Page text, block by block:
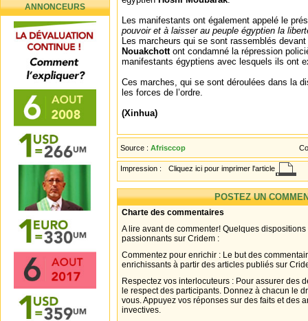
ANNONCEURS
Les manifestants ont également appelé le
pouvoir et à laisser au peuple égyptien la
Les marcheurs qui se sont rassemblés devant
Nouakchottont condamné la répression
manifestants égyptiens avec lesquels ils ont
Ces marches, qui se sont déroulées dans la
les forces de l’ordre.
(Xinhua)
Source : Afrisccop
Impression : Cliquez ici pour imprimer l'article
POSTEZ UN
Charte des commentaires
A lire avant de commenter! Quelques
passionnants sur Cridem :
Commentez pour enrichir : Le but des
enrichissants à partir des articles publiés sur
Respectez vos interlocuteurs : Pour assurer des
le respect des participants. Donnez à chacun le
vous. Appuyez vos réponses sur des faits et des
invectives.